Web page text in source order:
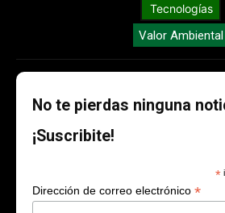
Tecnologías
Valor Ambiental
No te pierdas ninguna
¡Suscribite!
*
Dirección de correo electrónico *